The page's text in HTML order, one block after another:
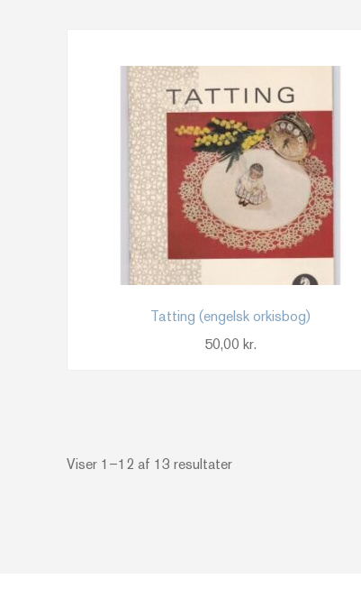
Tatting (engelsk orkisbog)
50,00 kr.
Viser 1–12 af 13 resultaterSorteret